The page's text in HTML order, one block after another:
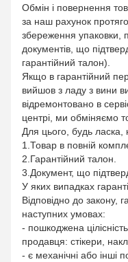
Обмін і повернення
за наш рахунок
збереження упаковки,
документів, що
гарантійний талон).
Якщо в гарантійний
вийшов з ладу з вини
відремонтовано в
центрі, ми обміняємо
Для цього, будь
1.Товар в повній
2.Гарантійний талон.
3.Документ, що
У яких випадках
Відповідно до закону,
наступних умовах:
- пошкоджена
продавця: стікери,
- є механічні або